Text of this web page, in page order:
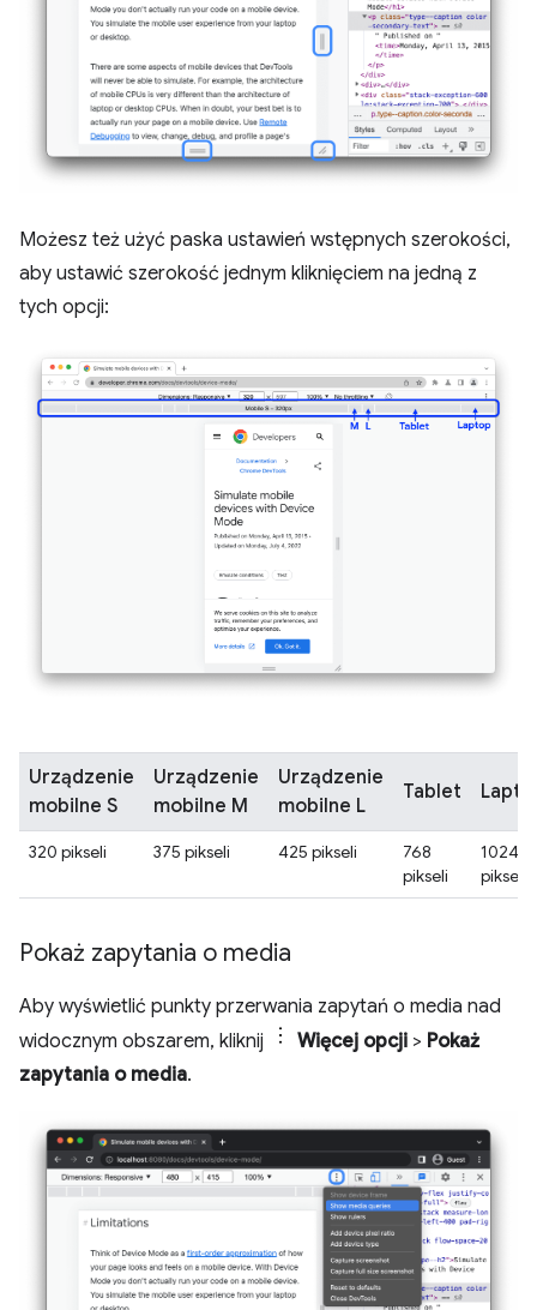
Możesz też użyć paska ustawień wstępnych szerokości,
aby ustawić szerokość jednym kliknięciem na jedną z
tych opcji:
Urządzenie
mobilne S
Urządzenie
mobilne M
Urządzenie
mobilne L
Tablet
320 pikseli 375 pikseli 425 pikseli
768
pikseli
1024
piksele
Pokaż zapytania o media
Aby wyświetlić punkty przerwania zapytań o media nad
widocznym obszarem, kliknij
Więcej opcji > Pokaż
zapytania o media.